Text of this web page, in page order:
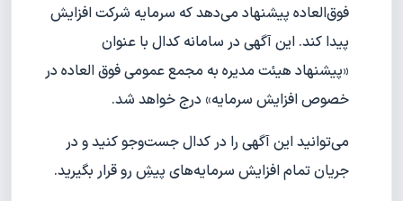
فوق‌العاده پیشنهاد می‌دهد که سرمایه شرکت افزایش
پیدا کند. این آگهی در سامانه کدال با عنوان
«پیشنهاد هیئت مدیره به مجمع عمومی فوق العاده در
خصوص افزایش سرمایه» درج خواهد شد.
می‌توانید این آگهی را در کدال جست‌وجو کنید و در
جریان تمام افزایش سرمایه‌های پیشِ رو قرار بگیرید.